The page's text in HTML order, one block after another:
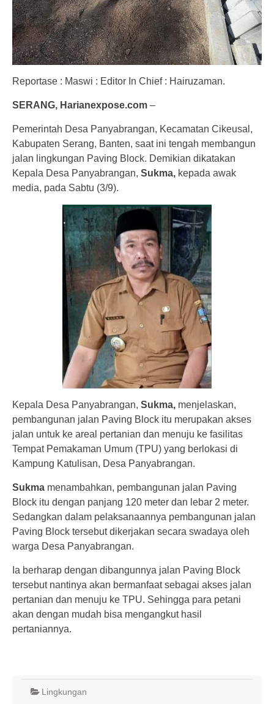
Reportase : Maswi : Editor In Chief : Hairuzaman.
SERANG, Harianexpose.com –
Pemerintah Desa Panyabrangan, Kecamatan Cikeusal,
Kabupaten Serang, Banten, saat ini tengah membangun
jalan lingkungan Paving Block. Demikian dikatakan
Kepala Desa Panyabrangan, Sukma, kepada awak
media, pada Sabtu (3/9).
Kepala Desa Panyabrangan, Sukma, menjelaskan,
pembangunan jalan Paving Block itu merupakan akses
jalan untuk ke areal pertanian dan menuju ke fasilitas
Tempat Pemakaman Umum (TPU) yang berlokasi di
Kampung Katulisan, Desa Panyabrangan.
Sukma menambahkan, pembangunan jalan Paving
Block itu dengan panjang 120 meter dan lebar 2 meter.
Sedangkan dalam pelaksanaannya pembangunan jalan
Paving Block tersebut dikerjakan secara swadaya oleh
warga Desa Panyabrangan.
Ia berharap dengan dibangunnya jalan Paving Block
tersebut nantinya akan bermanfaat sebagai akses jalan
pertanian dan menuju ke TPU. Sehingga para petani
akan dengan mudah bisa mengangkut hasil
pertaniannya.
Lingkungan